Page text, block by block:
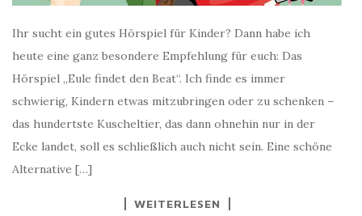
Ihr sucht ein gutes Hörspiel für Kinder? Dann habe ich
heute eine ganz besondere Empfehlung für euch: Das
Hörspiel „Eule findet den Beat“. Ich finde es immer
schwierig, Kindern etwas mitzubringen oder zu schenken –
das hundertste Kuscheltier, das dann ohnehin nur in der
Ecke landet, soll es schließlich auch nicht sein. Eine schöne
Alternative […]
WEITERLESEN